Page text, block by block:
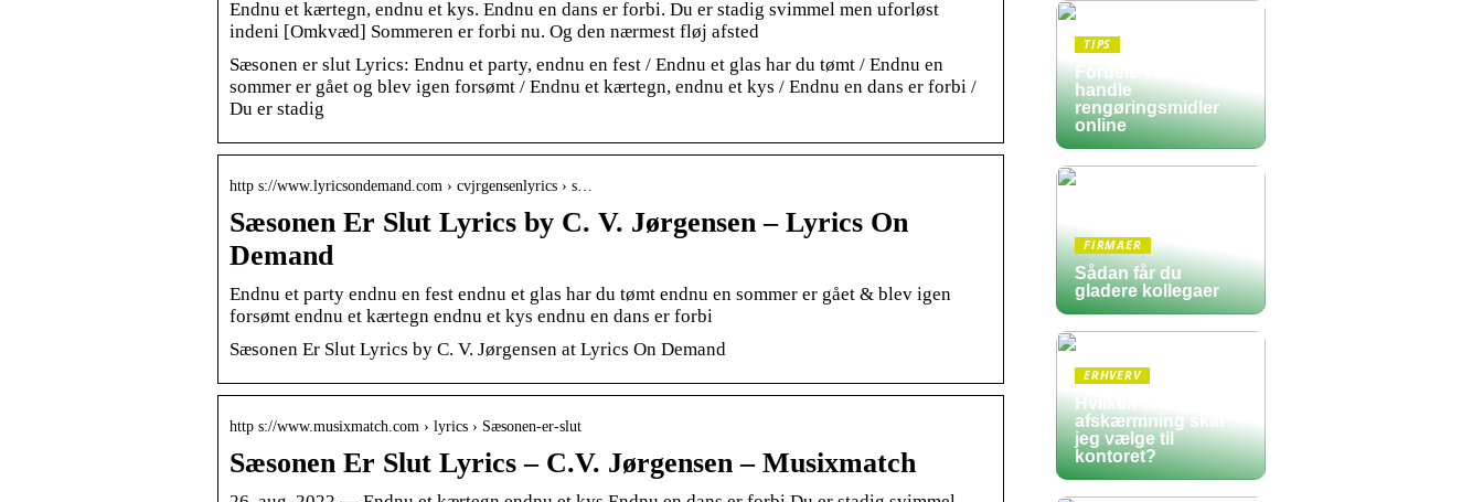
Endnu et kærtegn, endnu et kys. Endnu en dans er forbi. Du er stadig svimmel men uforløst
indeni [Omkvæd] Sommeren er forbi nu. Og den nærmest fløj afsted
Sæsonen er slut Lyrics: Endnu et party, endnu en fest / Endnu et glas har du tømt / Endnu en
sommer er gået og blev igen forsømt / Endnu et kærtegn, endnu et kys / Endnu en dans er forbi /
Du er stadig
http s://www.lyricsondemand.com › cvjrgensenlyrics › s…
Sæsonen Er Slut Lyrics by C. V. Jørgensen – Lyrics On
Demand
Endnu et party endnu en fest endnu et glas har du tømt endnu en sommer er gået & blev igen
forsømt endnu et kærtegn endnu et kys endnu en dans er forbi
Sæsonen Er Slut Lyrics by C. V. Jørgensen at Lyrics On Demand
http s://www.musixmatch.com › lyrics › Sæsonen-er-slut
Sæsonen Er Slut Lyrics – C.V. Jørgensen – Musixmatch
TIPS
Fordele ved at
handle
rengøringsmidler
online
FIRMAER
Sådan får du
gladere kollegaer
ERHVERV
Hvilken form for
afskærmning skal
jeg vælge til
kontoret?